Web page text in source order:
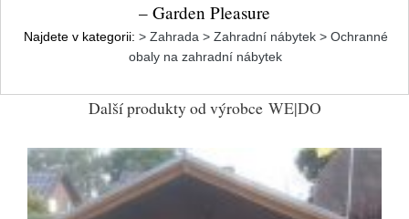
– Garden Pleasure
Najdete v kategorii: > Zahrada > Zahradní nábytek > Ochranné
obaly na zahradní nábytek
Další produkty od výrobce WE|DO